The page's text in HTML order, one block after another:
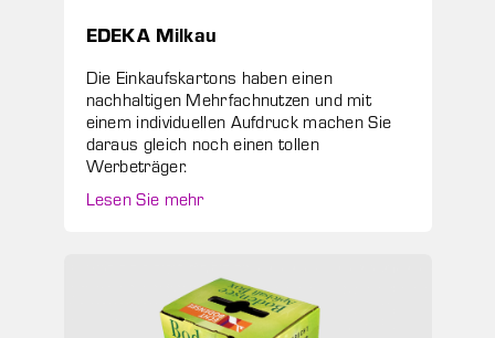
EDEKA Milkau
Die Einkaufskartons haben einen
nachhaltigen Mehrfachnutzen und mit
einem individuellen Aufdruck machen Sie
daraus gleich noch einen tollen
Werbeträger.
Lesen Sie mehr